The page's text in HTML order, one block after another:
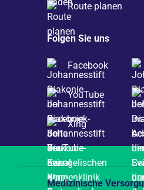
Route planen
Folgen Sie uns
Facebook
YouTube
Xing
Medizinische